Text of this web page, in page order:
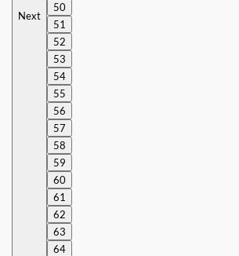
Next
50
51
52
53
54
55
56
57
58
59
60
61
62
63
64